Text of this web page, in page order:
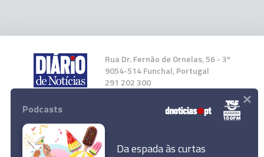
Rua Dr. Fernão de Ornelas, 56 - 3º
9054-514 Funchal, Portugal
291 202 300
Instale a nossa App
Podcasts
Da espada às curtas
×